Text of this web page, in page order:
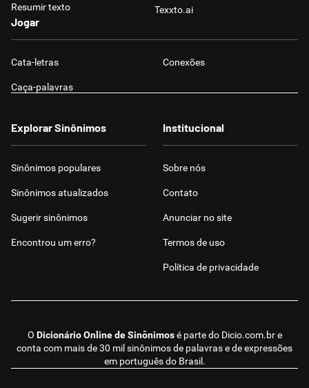
Resumir texto Texxto.ai
Jogar
Cata-letras Conexões
Caça-palavras
O Dicionário Online de Sinônimosé parte do Dicio.com.bre
conta com mais de 30 mil sinônimos de palavras e de expressões
em português do Brasil.
Explorar Sinônimos
Sinônimos populares
Sinônimos atualizados
Sugerir sinônimos
Encontrou um erro?
Institucional
Sobre nós
Contato
Anunciar no site
Termos de uso
Política de privacidade